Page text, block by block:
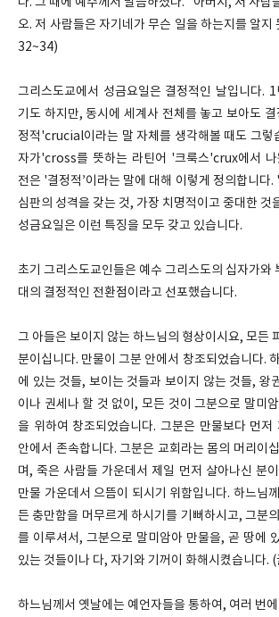
오. 저 사람들은 자기네가 무슨 일을 하는지를 알
32~34)
그리스도교에서 성금요일은 결정적인 날입니다. 1
기도 하지만, 동시에 세계사 전체를 놓고 보아도
정적'crucial이라는 말 자체를 생각해볼 때도 그렇
자가'cross를 뜻하는 라틴어 '크룩스'crux에서 나
전은 '결정적’이라는 말에 대해 이렇게 정의합니다.
심판의 성격을 갖는 것, 가장 치명적이고 중대한 것
성금요일은 이런 특징을 모두 갖고 있습니다.
초기 그리스도교인들은 예수 그리스도의 십자가와
대의 결정적인 전환점이라고 선포했습니다.
그 아들은 보이지 않는 하느님의 형상이시요, 모든
분이십니다. 만물이 그분 안에서 창조되었습니다.
에 있는 것들, 보이는 것들과 보이지 않는 것들, 왕
이나 권세나 할 것 없이, 모든 것이 그분으로 말미
을 위하여 창조되었습니다. 그분은 만물보다 먼저
안에서 존속합니다. 그분은 교회라는 몸의 머리이
며, 죽은 사람들 가운데서 제일 먼저 살아나신 분이
만물 가운데서 으뜸이 되시기 위함입니다. 하느님
든 충만함을 머무르게 하시기를 기뻐하시고, 그분
를 이루셔서, 그분으로 말미암아 만물을, 곧 땅에
있는 것들이나 다, 자기와 기꺼이 화해시켰습니다.
하느님께서 옛날에는 예언자들을 통하여, 여러 번